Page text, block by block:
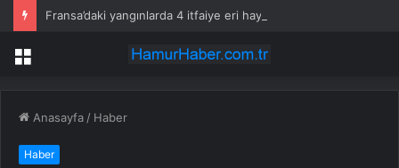
Fransa’daki yangınlarda 4 itfaiye eri hayatını kaybetti
Menü
Anasayfa / Haber
Haber